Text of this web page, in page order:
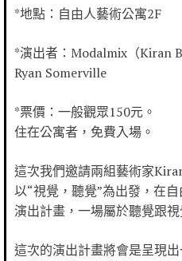
*地點：自由人藝術公寓2F
*演出者：Modalmix（Kiran
Ryan Somerville
*票價：一般觀眾150元。
住在公寓者，免費入場。
這次我們邀請兩組藝術家
以“視覺，聽覺”為出發，在
演出計畫，一場屬於聽覺跟視
這次的演出計畫將會是呈現